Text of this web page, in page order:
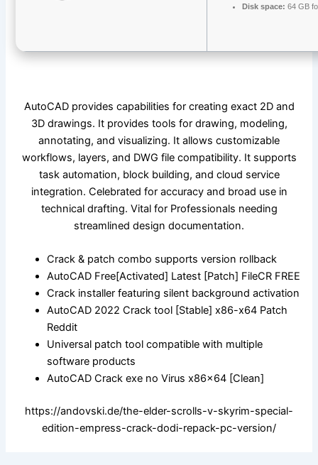
Disk space: 64 GB
AutoCAD provides capabilities for creating exact 2D and
3D drawings. It provides tools for drawing, modeling,
annotating, and visualizing. It allows customizable
workflows, layers, and DWG file compatibility. It supports
task automation, block building, and cloud service
integration. Celebrated for accuracy and broad use in
technical drafting. Vital for Professionals needing
streamlined design documentation.
Crack & patch combo supports version rollback
AutoCAD Free[Activated] Latest [Patch] FileCR FREE
Crack installer featuring silent background activation
AutoCAD 2022 Crack tool [Stable] x86-x64 Patch
Reddit
Universal patch tool compatible with multiple
software products
AutoCAD Crack exe no Virus x86x64 [Clean]
https://andovski.de/the-elder-scrolls-v-skyrim-special-
edition-empress-crack-dodi-repack-pc-version/